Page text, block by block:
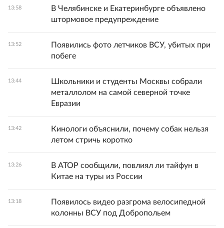
13:58
В Челябинске и Екатеринбурге объявлено
штормовое предупреждение
13:52
Появились фото летчиков ВСУ, убитых при
побеге
13:44
Школьники и студенты Москвы собрали
металлолом на самой северной точке
Евразии
13:42
Кинологи объяснили, почему собак нельзя
летом стричь коротко
13:26
В АТОР сообщили, повлиял ли тайфун в
Китае на туры из России
13:18
Появилось видео разгрома велосипедной
колонны ВСУ под Добропольем